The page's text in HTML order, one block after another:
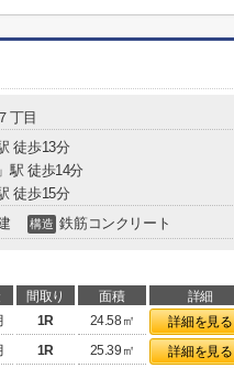
７丁目
徒歩13分
」駅 徒歩14分
徒歩15分
構造 鉄筋コンクリート
間取り 面積 詳細
1R 24.58㎡ 詳細を見る
1R 25.39㎡ 詳細を見る